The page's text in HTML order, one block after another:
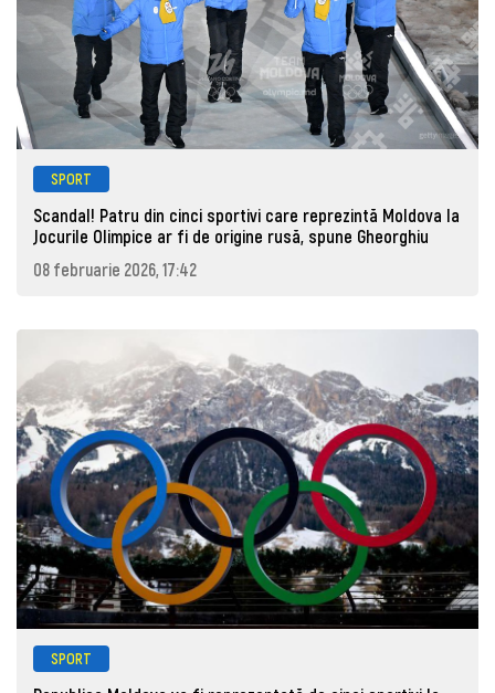
SPORT
Scandal! Patru din cinci sportivi care reprezintă Moldova la
Jocurile Olimpice ar fi de origine rusă, spune Gheorghiu
08 februarie 2026, 17:42
SPORT